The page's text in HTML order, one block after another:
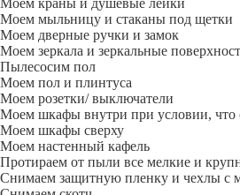
Моем краны и душевые лейки
Моем мыльницу и стаканы под щетки
Моем дверные ручки и замок
Моем зеркала и зеркальные
Пылесосим пол
Моем пол и плинтуса
Моем розетки/ выключатели
Моем шкафы внутри при условии, что
Моем шкафы сверху
Моем настенный кафель
Протираем от пыли все мелкие и
Снимаем защитную пленку и чехлы с